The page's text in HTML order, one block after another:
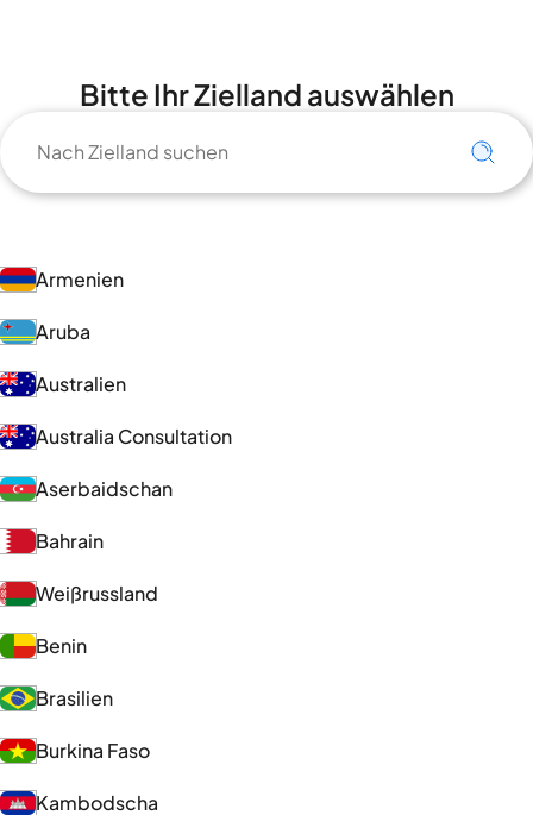
Bitte Ihr Zielland auswählen
Armenien
Aruba
Australien
Australia Consultation
Aserbaidschan
Bahrain
Weißrussland
Benin
Brasilien
Burkina Faso
Kambodscha